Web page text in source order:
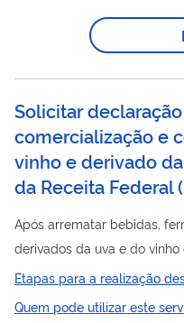
Solicitar
comercialização e
vinho e derivado
da Receita Federal(
Após arrematar bebidas,
derivados da uva e do vinho
Federal do Brasil (RFB), faz-
mercadoria arrematada, a
para comercialização e
Etapas para a realização
Quem pode utilizar este